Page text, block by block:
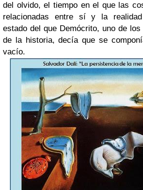
del olvido, el tiempo en el que las
relacionadas entre sí y la
estado del que Demócrito, uno de
de la historia, decía que se
vacío.